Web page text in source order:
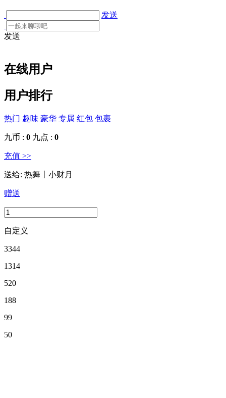
发送
发送
在线用户
用户排行
热门 趣味 豪华 专属 红包 包裹
九币 : 0 九点 : 0
充值 >>
送给: 热舞丨小财月
赠送
自定义
3344
1314
520
188
99
50